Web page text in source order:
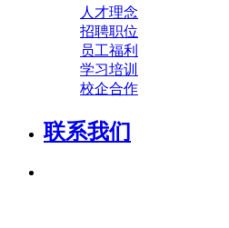
人才理念
招聘职位
员工福利
学习培训
校企合作
联系我们